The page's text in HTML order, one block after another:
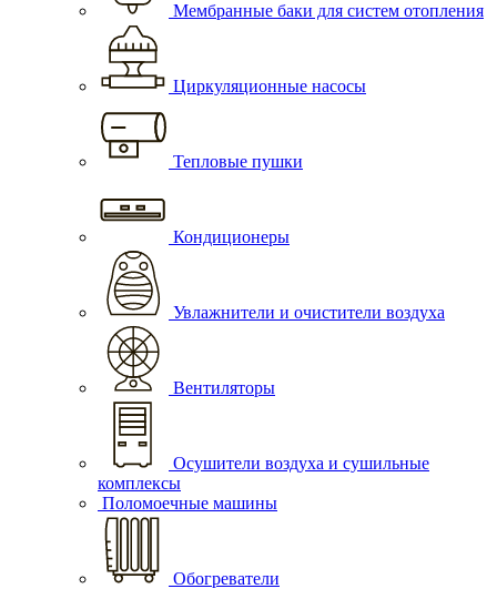
Мембранные баки для систем отопления
Циркуляционные насосы
Тепловые пушки
Кондиционеры
Увлажнители и очистители воздуха
Вентиляторы
Осушители воздуха и сушильные
комплексы
Поломоечные машины
Обогреватели